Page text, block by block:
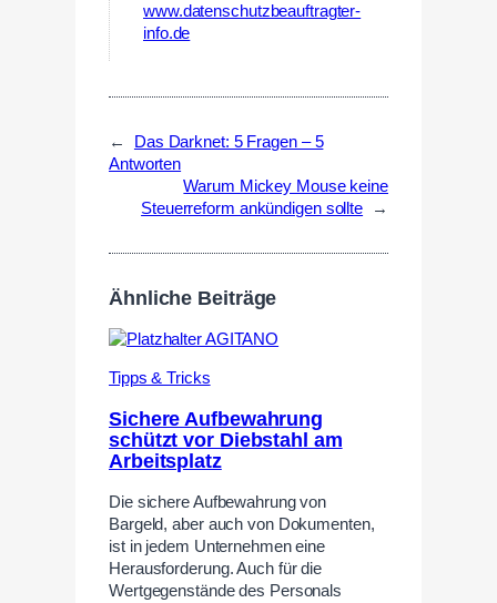
www.datenschutzbeauftragter-
info.de
←
Das Darknet: 5 Fragen – 5
Antworten
Warum Mickey Mouse keine
Steuerreform ankündigen sollte
→
Ähnliche Beiträge
Tipps & Tricks
Sichere Aufbewahrung
schützt vor Diebstahl am
Arbeitsplatz
Die sichere Aufbewahrung von
Bargeld, aber auch von Dokumenten,
ist in jedem Unternehmen eine
Herausforderung. Auch für die
Wertgegenstände des Personals